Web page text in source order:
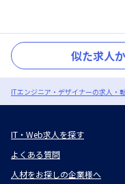
似た求人
ITエンジニア・デザイナーの求人・
IT・Web求人を探す
よくある質問
人材をお探しの企業様へ